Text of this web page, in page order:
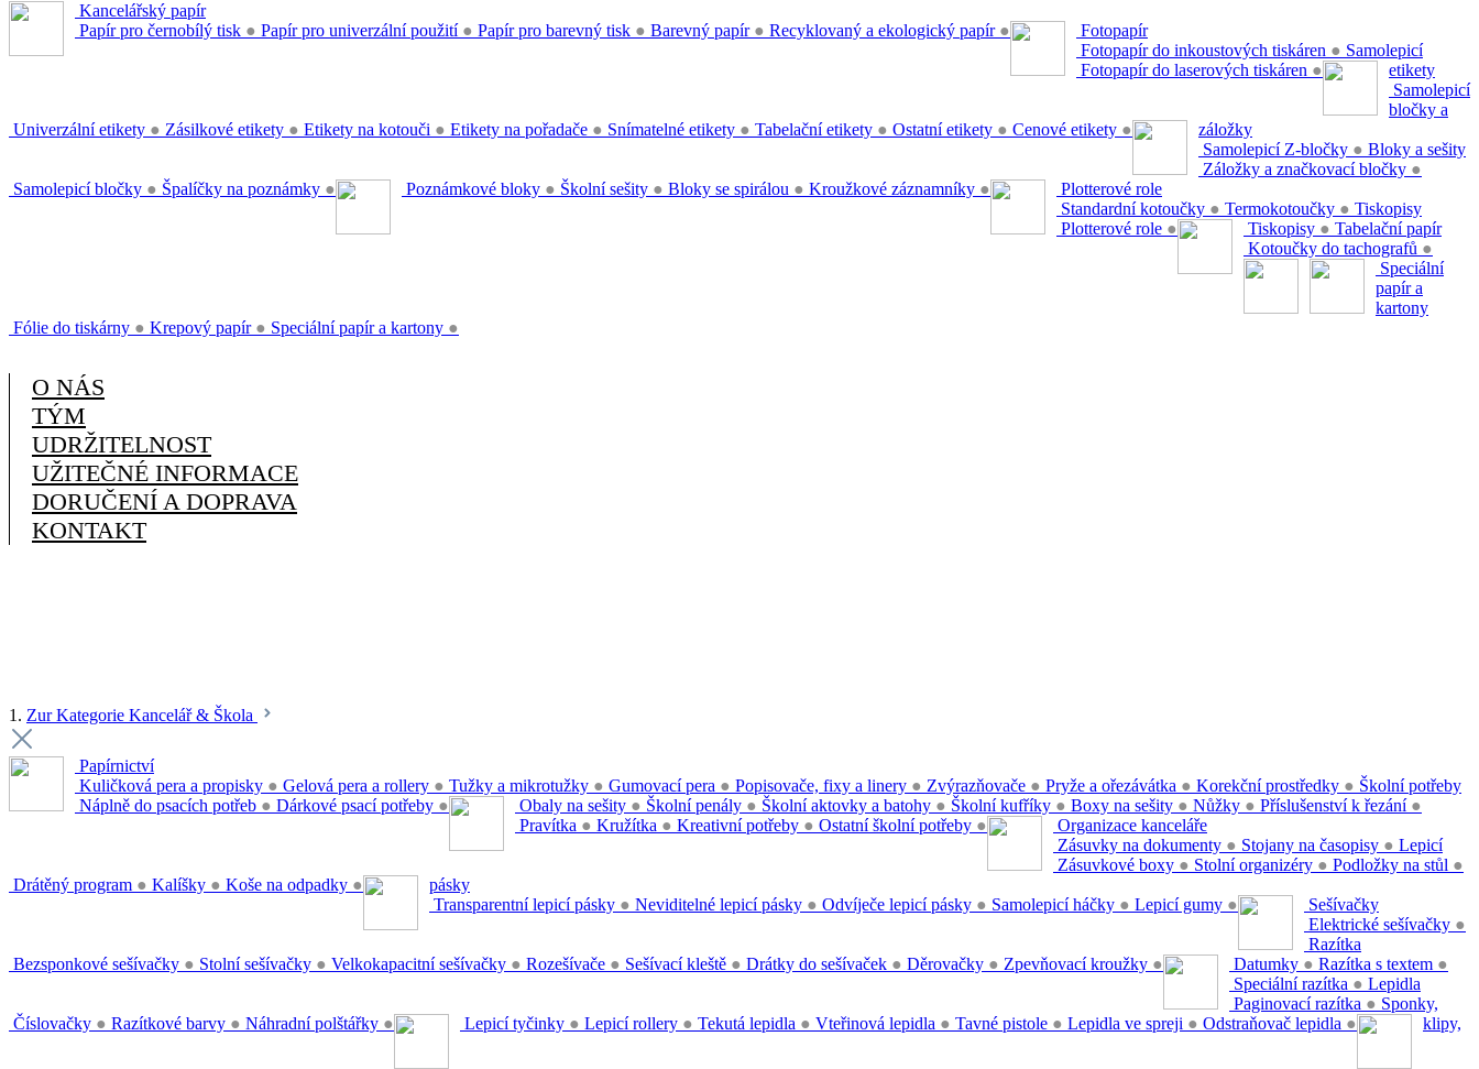
Kancelářský papír
Papír pro černobílý tisk ● Papír pro univerzální použití ● Papír pro barevný tisk ● Barevný papír ● Recyklovaný a ekologický papír ●
Fotopapír
Fotopapír do inkoustových tiskáren ●
Fotopapír do laserových tiskáren ●
Samolepicí
etikety
Univerzální etikety ● Zásilkové etikety ● Etikety na kotouči ● Etikety na pořadače ● Snímatelné etikety ● Tabelační etikety ● Ostatní etikety ● Cenové etikety ●
Samolepicí
bločky a
záložky
Samolepicí Z-bločky ●
Záložky a značkovací bločky ●
Samolepicí bločky ● Špalíčky na poznámky ●
Bloky a sešity
Poznámkové bloky ● Školní sešity ● Bloky se spirálou ● Kroužkové záznamníky ●
Plotterové role
Standardní kotoučky ● Termokotoučky ●
Plotterové role ●
Tiskopisy
Tiskopisy ●
Kotoučky do tachografů ●
Tabelační papír
Speciální
papír a
kartony
Fólie do tiskárny ● Krepový papír ● Speciální papír a kartony ●
O NÁS
TÝM
UDRŽITELNOST
UŽITEČNÉ INFORMACE
DORUČENÍ A DOPRAVA
KONTAKT
1. Zur Kategorie Kancelář & Škola
Papírnictví
Kuličková pera a propisky ● Gelová pera a rollery ● Tužky a mikrotužky ● Gumovací pera ● Popisovače, fixy a linery ● Zvýrazňovače ● Pryže a ořezávátka ● Korekční prostředky ●
Náplně do psacích potřeb ● Dárkové psací potřeby ●
Školní potřeby
Obaly na sešity ● Školní penály ● Školní aktovky a batohy ● Školní kufříky ● Boxy na sešity ● Nůžky ● Příslušenství k řezání ●
Pravítka ● Kružítka ● Kreativní potřeby ● Ostatní školní potřeby ●
Organizace kanceláře
Zásuvky na dokumenty ● Stojany na časopisy ●
Zásuvkové boxy ● Stolní organizéry ● Podložky na stůl ●
Drátěný program ● Kalíšky ● Koše na odpadky ●
Lepicí
pásky
Transparentní lepicí pásky ● Neviditelné lepicí pásky ● Odvíječe lepicí pásky ● Samolepicí háčky ● Lepicí gumy ●
Sešívačky
Elektrické sešívačky ●
Bezsponkové sešívačky ● Stolní sešívačky ● Velkokapacitní sešívačky ● Rozešívače ● Sešívací kleště ● Drátky do sešívaček ● Děrovačky ● Zpevňovací kroužky ●
Razítka
Datumky ● Razítka s textem ●
Speciální razítka ●
Paginovací razítka ●
Číslovačky ● Razítkové barvy ● Náhradní polštářky ●
Lepidla
Lepicí tyčinky ● Lepicí rollery ● Tekutá lepidla ● Vteřinová lepidla ● Tavné pistole ● Lepidla ve spreji ● Odstraňovač lepidla ●
Sponky,
klipy,